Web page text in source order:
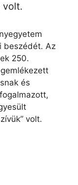
volt.
beszédét. Az
250.
és
volt.